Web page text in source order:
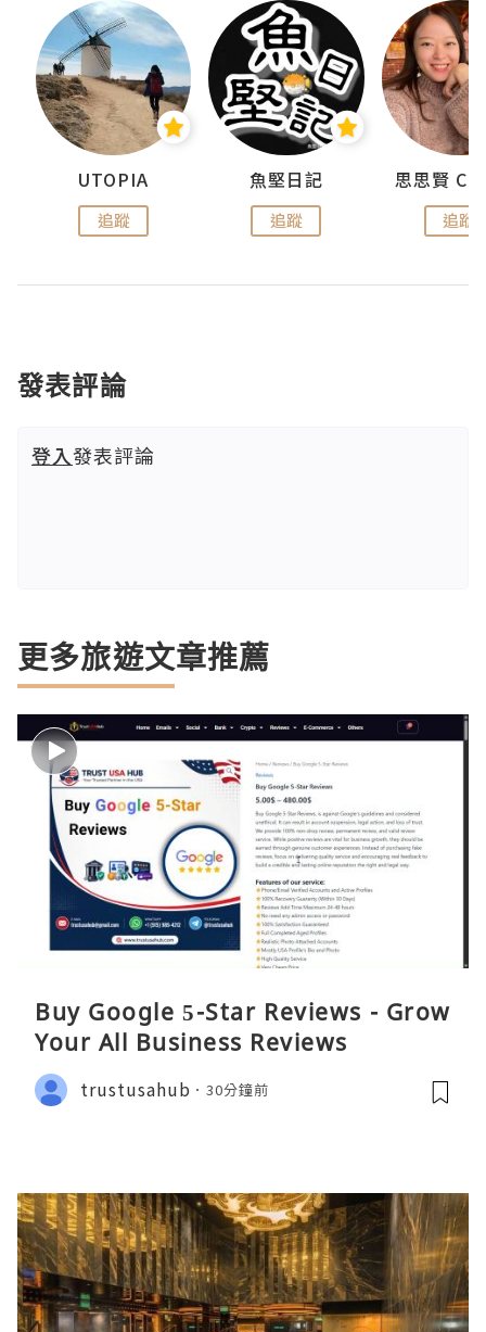
UTOPIA
追蹤
魚堅日記
追蹤 追蹤
發表評論
登入發表評論
更多旅遊文章推薦
Buy Google 5-Star Reviews - Grow
Your All Business Reviews
trustusahub 30分鐘前